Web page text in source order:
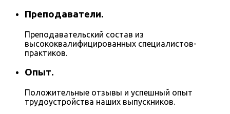
Преподаватели.
Преподавательский состав из
высококвалифицированных специалистов-
практиков.
Опыт.
Положительные отзывы и успешный опыт
трудоустройства наших выпускников.